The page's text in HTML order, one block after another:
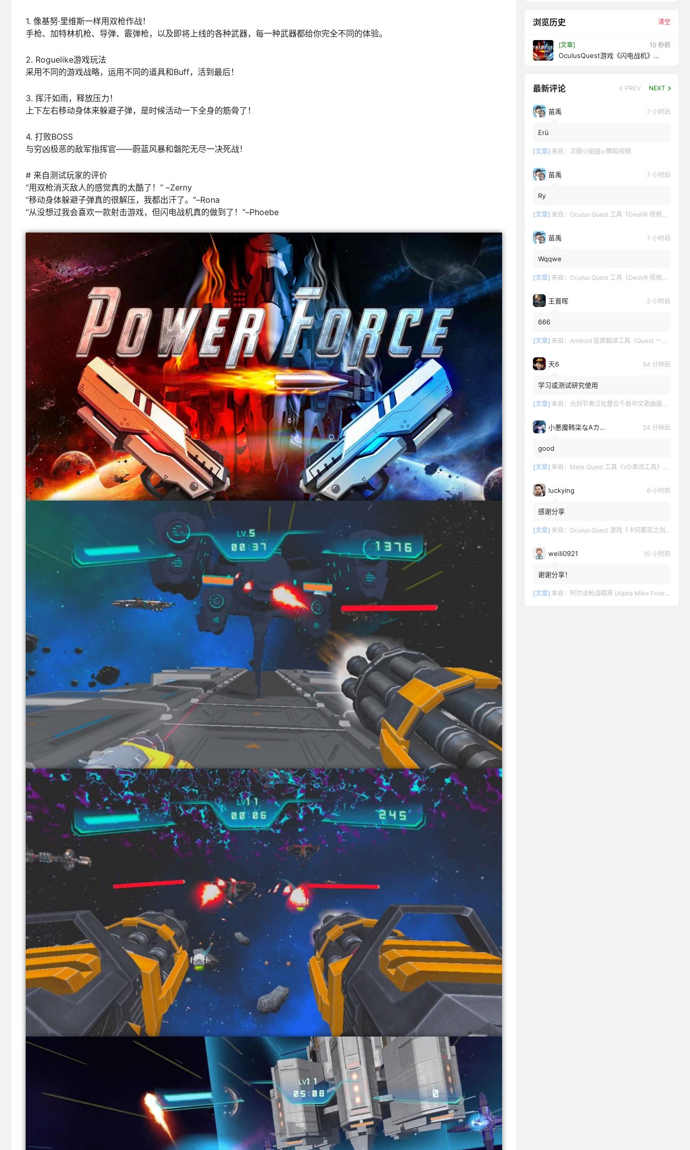
1. 像基努·里维斯一样用双枪作战！
手枪、加特林机枪、导弹、霰弹枪，以及即将上线的各种武器，每一种武器都给你完全不同的体验。
2. Roguelike游戏玩法
采用不同的游戏战略，运用不同的道具和Buff，活到最后！
3. 挥汗如雨，释放压力！
上下左右移动身体来躲避子弹，是时候活动一下全身的筋骨了！
4. 打败BOSS
与穷凶极恶的敌军指挥官——蔚蓝风暴和磐陀无尽一决死战！
# 来自测试玩家的评价
“用双枪消灭敌人的感觉真的太酷了！” –Zerny
“移动身体躲避子弹真的很解压，我都出汗了。”–Rona
“从没想过我会喜欢一款射击游戏，但闪电战机真的做到了！”–Phoebe
浏览历史 清空
[文章] 12 秒前
OculusQuest游戏《闪电战机》
最新评论 PREV NEXT
苗禹 7 小时后
Erü
[文章] 来自： 汉服小姐姐vr舞蹈视频
苗禹 7 小时后
Ry
[文章] 来自： Oculus Quest 工具《DeoVR 视频播放器》DeoVR Quest
苗禹 7 小时后
Wqqwe
[文章] 来自： Oculus Quest 工具《DeoVR 视频播放器汉化中文版》DeoVR Quest
王晋晖 2 小时后
666
[文章] 来自： Android 投屏翻译工具（Quest 一键投屏和翻译）
天6 54 分钟后
学习或测试研究使用
[文章] 来自： 光剑节奏汉化整合千首中文歌曲版（Beat Saber VR）全DLC解锁懒人带自定义歌曲版
小悪魔韩柒なAカップ魅 24 分钟后
good
[文章] 来自： Meta Quest 工具《VD串流工具》Virtual Desktop 破解版
luckying 6 小时前
感谢分享
[文章] 来自： Oculus Quest 游戏《卡冈都亚之剑》Swords of Gargantua
weili0921 10 小时前
谢谢分享！
[文章] 来自： 阿尔法枪战精英 (Alpha Mike Foxtrot VR – AMF VR)